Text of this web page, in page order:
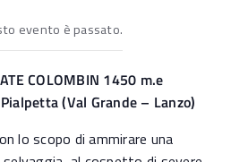
evento è passato.
COLOMBIN 1450 m.e
(Val Grande – Lanzo)
lo scopo di ammirare una